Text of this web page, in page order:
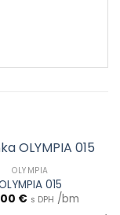
OLYMPIA
015
€ s DPH /bm